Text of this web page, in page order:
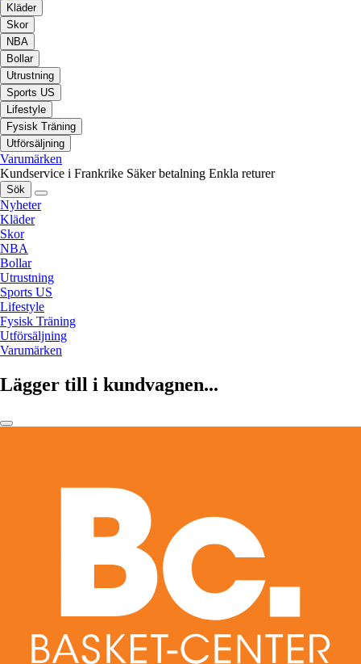
Kläder
Skor
NBA
Bollar
Utrustning
Sports US
Lifestyle
Fysisk Träning
Utförsäljning
Varumärken
Kundservice i Frankrike Säker betalning Enkla returer
Sök
Nyheter
Kläder
Skor
NBA
Bollar
Utrustning
Sports US
Lifestyle
Fysisk Träning
Utförsäljning
Varumärken
Lägger till i kundvagnen...